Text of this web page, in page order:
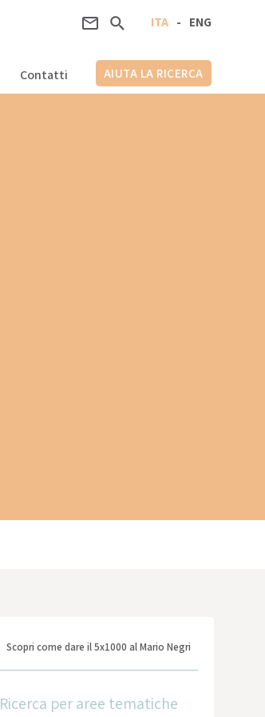
ENG
-
ITA
Contatti AIUTA LA RICERCA
Scopri come dare il 5x1000 al Mario Negri
Ricerca per aree tematiche